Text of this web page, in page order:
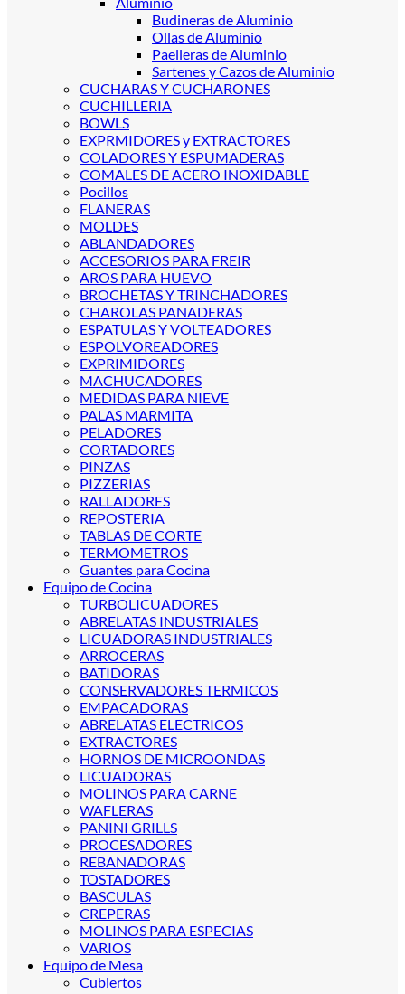
Budineras de Aluminio
Ollas de Aluminio
Paelleras de Aluminio
Sartenes y Cazos de Aluminio
CUCHARAS Y CUCHARONES
CUCHILLERIA
BOWLS
EXPRMIDORES y EXTRACTORES
COLADORES Y ESPUMADERAS
COMALES DE ACERO INOXIDABLE
Pocillos
FLANERAS
MOLDES
ABLANDADORES
ACCESORIOS PARA FREIR
AROS PARA HUEVO
BROCHETAS Y TRINCHADORES
CHAROLAS PANADERAS
ESPATULAS Y VOLTEADORES
ESPOLVOREADORES
EXPRIMIDORES
MACHUCADORES
MEDIDAS PARA NIEVE
PALAS MARMITA
PELADORES
CORTADORES
PINZAS
PIZZERIAS
RALLADORES
REPOSTERIA
TABLAS DE CORTE
TERMOMETROS
Guantes para Cocina
Equipo de Cocina
TURBOLICUADORES
ABRELATAS INDUSTRIALES
LICUADORAS INDUSTRIALES
ARROCERAS
BATIDORAS
CONSERVADORES TERMICOS
EMPACADORAS
ABRELATAS ELECTRICOS
EXTRACTORES
HORNOS DE MICROONDAS
LICUADORAS
MOLINOS PARA CARNE
WAFLERAS
PANINI GRILLS
PROCESADORES
REBANADORAS
TOSTADORES
BASCULAS
CREPERAS
MOLINOS PARA ESPECIAS
VARIOS
Equipo de Mesa
Cubiertos